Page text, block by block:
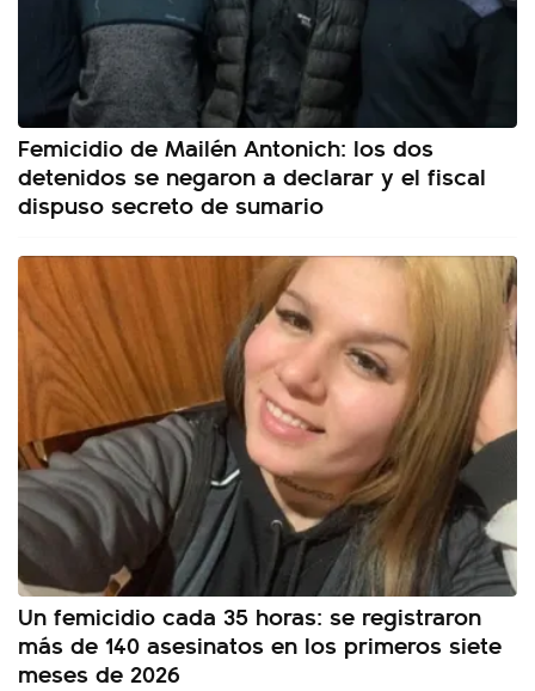
Femicidio de Mailén Antonich: los dos
detenidos se negaron a declarar y el fiscal
dispuso secreto de sumario
Un femicidio cada 35 horas: se registraron
más de 140 asesinatos en los primeros siete
meses de 2026